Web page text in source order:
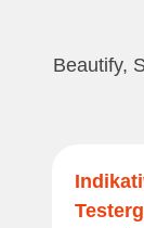
Beautify,